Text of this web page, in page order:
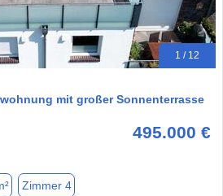
1 / 12
mit großer Sonnenterrasse
495.000 €
Zimmer 4